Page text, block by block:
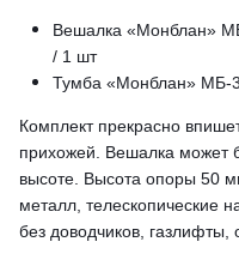
Вешалка «Монблан»
/ 1 шт
Тумба «Монблан» МБ-
Комплект прекрасно
прихожей. Вешалка может
высоте. Высота опоры 50
металл, телескопические
без доводчиков, газлифты,